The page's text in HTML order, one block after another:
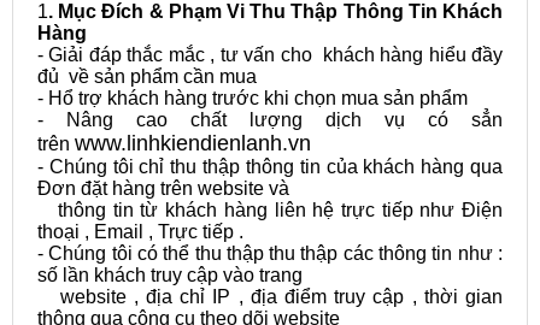
1. Mục Đích & Phạm Vi Thu Thập Thông Tin Khách
Hàng
- Giải đáp thắc mắc , tư vấn cho khách hàng hiểu đầy
đủ về sản phẩm cần mua
- Hổ trợ khách hàng trước khi chọn mua sản phẩm
- Nâng cao chất lượng dịch vụ có sẳn
trên www.linhkiendienlanh.vn
- Chúng tôi chỉ thu thập thông tin của khách hàng qua
Đơn đặt hàng trên website và
thông tin từ khách hàng liên hệ trực tiếp như Điện
thoại , Email , Trực tiếp .
- Chúng tôi có thể thu thập thu thập các thông tin như :
số lần khách truy cập vào trang
website , địa chỉ IP , địa điểm truy cập , thời gian
thông qua công cụ theo dõi website